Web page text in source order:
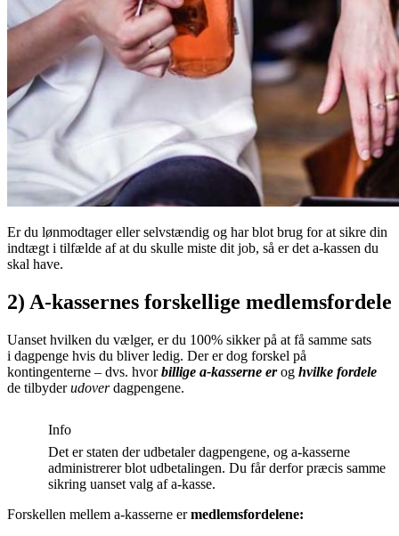
Er du lønmodtager eller selvstændig og har blot brug for at sikre din
indtægt i tilfælde af at du skulle miste dit job, så er det a-kassen du
skal have.
2) A-kassernes forskellige medlemsfordele
Uanset hvilken du vælger, er du 100% sikker på at få samme sats
i dagpenge hvis du bliver ledig. Der er dog forskel på
kontingenterne – dvs. hvorbillige a-kasserne erog hvilke fordele
de tilbyderudoverdagpengene.
Info
Det er staten der udbetaler dagpengene, og a-kasserne
administrerer blot udbetalingen. Du får derfor præcis samme
sikring uanset valg af a-kasse.
Forskellen mellem a-kasserne ermedlemsfordelene: